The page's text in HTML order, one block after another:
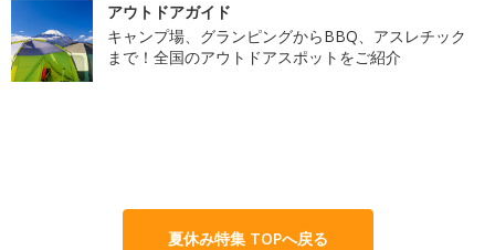
アウトドアガイド
キャンプ場、グランピングからBBQ、アスレチック
まで！全国のアウトドアスポットをご紹介
夏休み特集 TOPへ戻る